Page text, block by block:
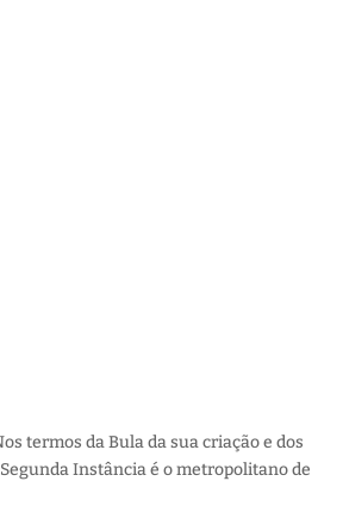
termos da Bula da sua criação e dos
Instância é o metropolitano de